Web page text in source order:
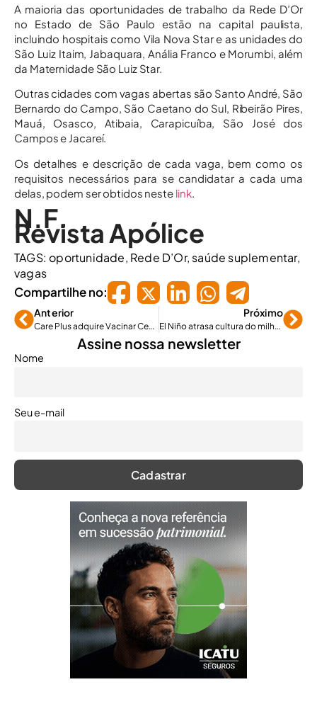
A maioria das oportunidades de trabalho da Rede D’Or
no Estado de São Paulo estão na capital paulista,
incluindo hospitais como Vila Nova Star e as unidades do
São Luiz Itaim, Jabaquara, Anália Franco e Morumbi, além
da Maternidade São Luiz Star.
Outras cidades com vagas abertas são Santo André, São
Bernardo do Campo, São Caetano do Sul, Ribeirão Pires,
Mauá, Osasco, Atibaia, Carapicuíba, São José dos
Campos e Jacareí.
Os detalhes e descrição de cada vaga, bem como os
requisitos necessários para se candidatar a cada uma
delas, podem ser obtidos neste link.
N.F.
Revista Apólice
TAGS: oportunidade, Rede D’Or, saúde suplementar,
vagas
Compartilhe no:
Anterior
Care Plus adquire Vacinar Centro de Imunização
Próximo
El Niño atrasa cultura do milho safrinha, que precisa estar segurada
Assine nossa newsletter
Nome
Seu e-mail